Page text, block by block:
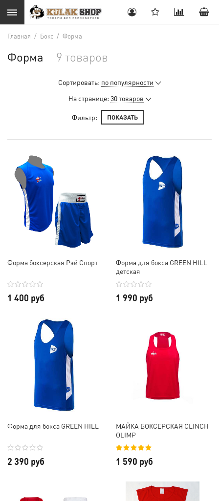
Главная / Бокс / Форма
Форма 9 товаров
Сортировать: по популярности
На странице: 30 товаров
Фильтр: ПОКАЗАТЬ
Форма боксерская Рэй Спорт
1 400 руб
Форма для бокса GREEN HILL
детская
1 990 руб
Форма для бокса GREEN HILL
2 390 руб
МАЙКА БОКСЕРСКАЯ CLINCH
OLIMP
1 590 руб